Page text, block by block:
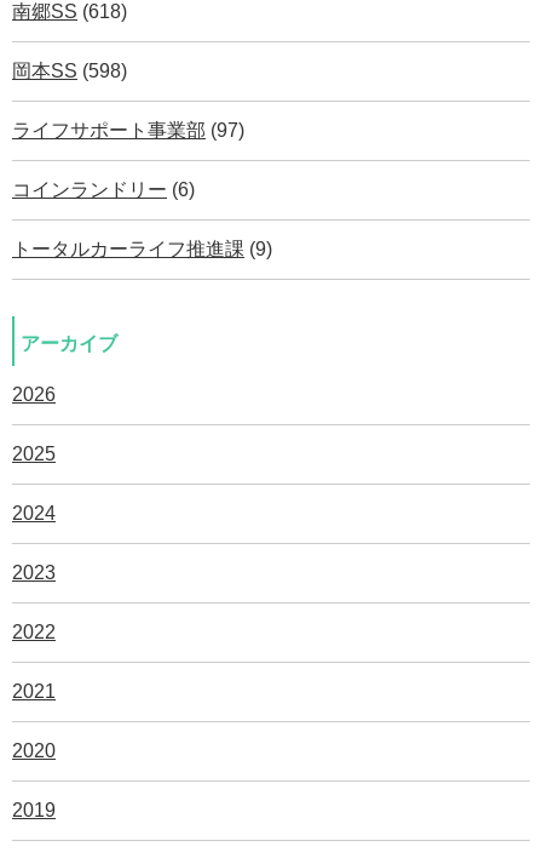
南郷SS (618)
岡本SS (598)
ライフサポート事業部 (97)
コインランドリー (6)
トータルカーライフ推進課 (9)
アーカイブ
2026
2025
2024
2023
2022
2021
2020
2019